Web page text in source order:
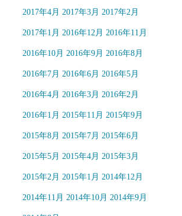
2017年4月 2017年3月 2017年2月
2017年1月 2016年12月 2016年11月
2016年10月 2016年9月 2016年8月
2016年7月 2016年6月 2016年5月
2016年4月 2016年3月 2016年2月
2016年1月 2015年11月 2015年9月
2015年8月 2015年7月 2015年6月
2015年5月 2015年4月 2015年3月
2015年2月 2015年1月 2014年12月
2014年11月 2014年10月 2014年9月